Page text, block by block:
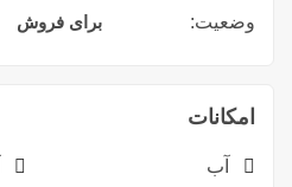
وضعیت: برای فروش
امکانات
آب